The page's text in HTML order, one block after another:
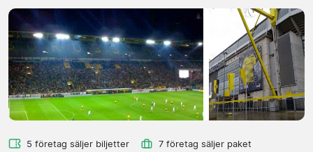
5 företag säljer biljetter 7 företag säljer paket